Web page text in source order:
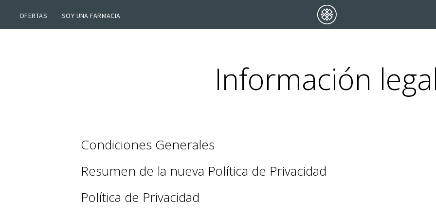
OFERTAS SOY UNA FARMACIA
Información legal
Condiciones Generales
Resumen de la nueva Política de Privacidad
Política de Privacidad